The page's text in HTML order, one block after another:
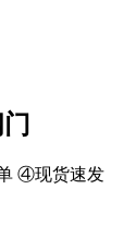
④现货速发